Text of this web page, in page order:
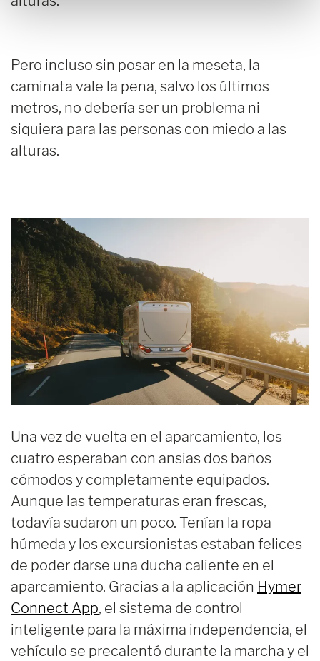
Pero incluso sin posar en la meseta, la
caminata vale la pena, salvo los últimos
metros, no debería ser un problema ni
siquiera para las personas con miedo a las
alturas.
Una vez de vuelta en el aparcamiento, los
cuatro esperaban con ansias dos baños
cómodos y completamente equipados.
Aunque las temperaturas eran frescas,
todavía sudaron un poco. Tenían la ropa
húmeda y los excursionistas estaban felices
de poder darse una ducha caliente en el
aparcamiento. Gracias a la aplicación Hymer
Connect App, el sistema de control
inteligente para la máxima independencia, el
vehículo se precalentó durante la marcha y el